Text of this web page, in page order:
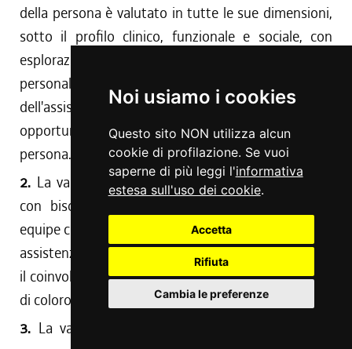
Noi usiamo i cookies
Questo sito NON utilizza alcun
cookie di profilazione. Se vuoi
saperne di più leggi l'informativa
estesa sull'uso dei cookie.
Accetta
Rifiuta
Cambia le preferenze
della persona è valutato in tutte le sue dimensioni,
sotto il profilo clinico, funzionale e sociale, con
esplorazione allargata alle risorse e alle preferenze
personali, familiari e di coloro che si prendono cura
dell'assistito, nonché in considerazione delle
opportunità offerte dal contesto di vita della
persona.
2. La valutazione multidimensionale delle persone
con bisogni complessi è effettuata da apposita
equipe costituita da tutte le componenti dell'offerta
assistenziale sanitaria, sociosanitaria e sociale e con
il coinvolgimento della persona, della sua famiglia e
di coloro che si prendono cura dell'assistito.
3. La valutazione multidimensionale è effettuata